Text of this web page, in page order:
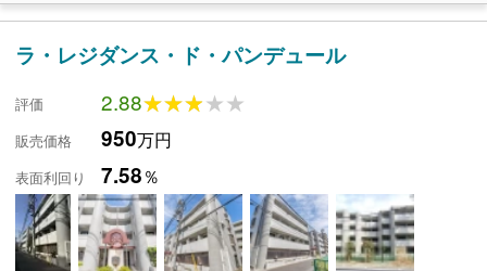
ラ・レジダンス・ド・パンデュール
評価 2.88★★★★★
★★★★★
販売価格 950万円
表面利回り 7.58％